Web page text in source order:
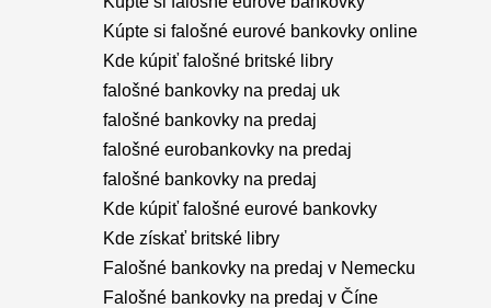
Kúpte si falošné eurové bankovky online
Kde kúpiť falošné britské libry
falošné bankovky na predaj uk
falošné bankovky na predaj
falošné eurobankovky na predaj
falošné bankovky na predaj
Kde kúpiť falošné eurové bankovky
Kde získať britské libry
Falošné bankovky na predaj v Nemecku
Falošné bankovky na predaj v Číne